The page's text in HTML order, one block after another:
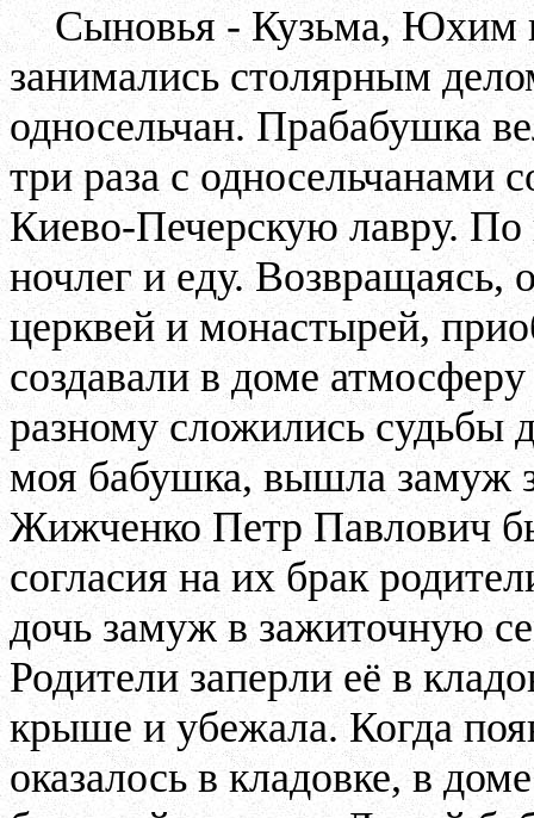
Сыновья - Кузьма, Юхим
занимались столярным
односельчан. Прабабушка
три раза содносельчанами
Киево-Печерскую лавру. По
ночлег и еду. Возвращаясь,
церквей и монастырей,
создавали в доме
разному сложились
моя бабушка, вышла замуж
Жижченко Петр Павлович
согласия на их брак
дочь замуж в зажиточную
Родители заперли её в
крыше и убежала. Когда
оказалось в кладовке, в